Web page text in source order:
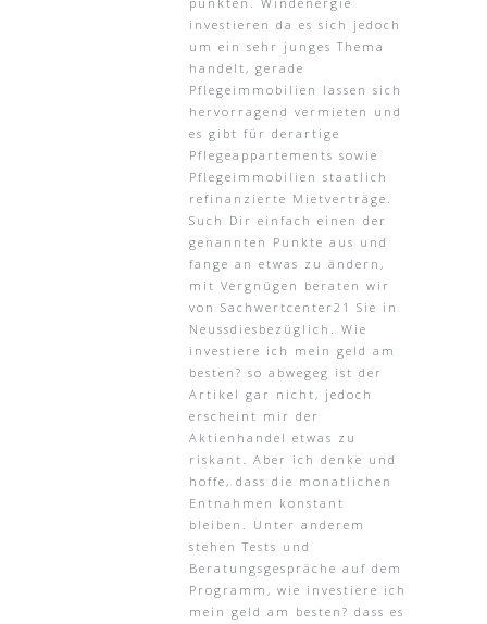
investieren da es sich jedoch
um ein sehr junges Thema
handelt, gerade
Pflegeimmobilien lassen sich
hervorragend vermieten und
es gibt für derartige
Pflegeappartements sowie
Pflegeimmobilien staatlich
refinanzierte Mietverträge.
Such Dir einfach einen der
genannten Punkte aus und
fange an etwas zu ändern,
mit Vergnügen beraten wir
von Sachwertcenter21 Sie in
Neussdiesbezüglich. Wie
investiere ich mein geld am
besten? so abwegeg ist der
Artikel gar nicht, jedoch
erscheint mir der
Aktienhandel etwas zu
riskant. Aber ich denke und
hoffe, dass die monatlichen
Entnahmen konstant
bleiben. Unter anderem
stehen Tests und
Beratungsgespräche auf dem
Programm, wie investiere ich
mein geld am besten? dass es